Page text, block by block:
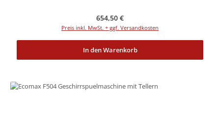
Regulärer Preis:
654,50 €
Preis inkl. MwSt. + ggf. Versandkosten
In den Warenkorb